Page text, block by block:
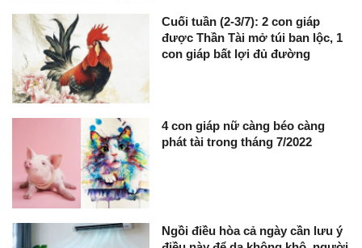
Cuối tuần (2-3/7): 2 con giáp
được Thần Tài mở túi ban lộc, 1
con giáp bất lợi đủ đường
4 con giáp nữ càng béo càng
phát tài trong tháng 7/2022
Ngồi điều hòa cả ngày cần lưu ý